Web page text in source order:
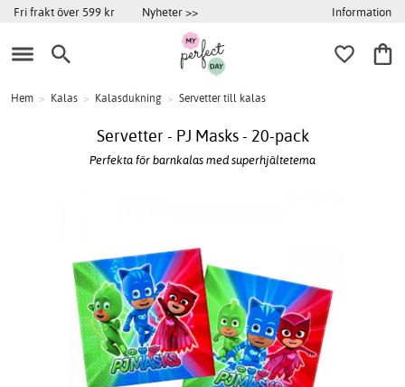
Fri frakt över 599 kr Nyheter >> Information
Hem > Kalas > Kalasdukning > Servetter till kalas
Servetter - PJ Masks - 20-pack
Perfekta för barnkalas med superhjältetema